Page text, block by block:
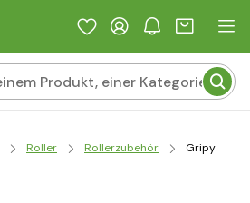
Roller Rollerzubehör Gripy